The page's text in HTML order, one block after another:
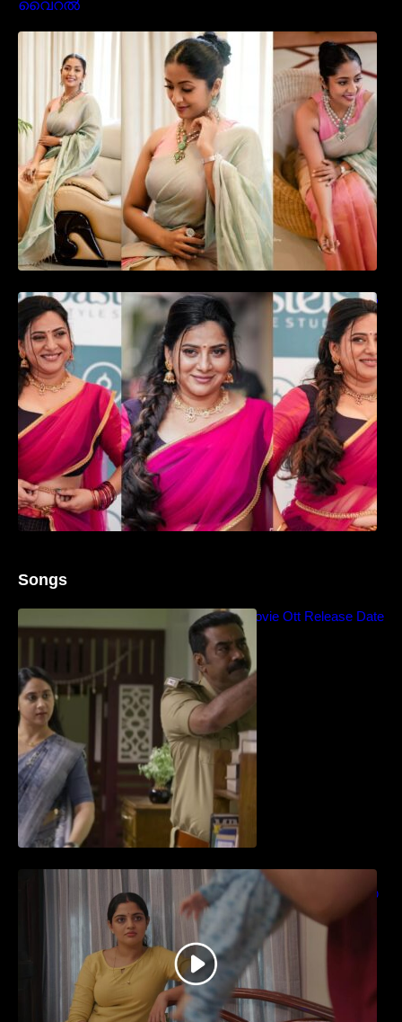
സാരിയിൽ സുന്ദരിയായി മലയിലകളുടെ
പ്രിയ താരം നവ്യാ നായർ| Malayalam
favourite actress Navya Nair cute in saree
ഉദ്ഘാടന വേദിയിൽ ആരാധരെ മയക്കുന്ന
തകർപ്പൻ ഡൻസുമായി അന്ന രാജൻ..
Songs
Blockbuster Thalavan Movie Ott Release Date
– Video Song Release
തിയേറ്ററിൽ വൻ വിജയമായി മുന്നേറിയ
ഗുരുവായൂർ അംബലനടയിൽ… വീഡിയോ
സോങ്ങ്..